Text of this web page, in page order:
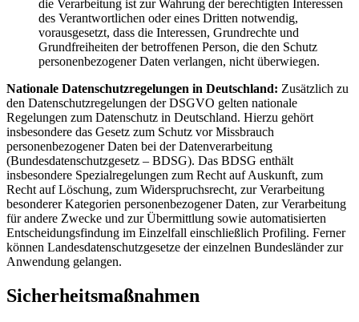
die Verarbeitung ist zur Wahrung der berechtigten Interessen
des Verantwortlichen oder eines Dritten notwendig,
vorausgesetzt, dass die Interessen, Grundrechte und
Grundfreiheiten der betroffenen Person, die den Schutz
personenbezogener Daten verlangen, nicht überwiegen.
Nationale Datenschutzregelungen in Deutschland: Zusätzlich zu
den Datenschutzregelungen der DSGVO gelten nationale
Regelungen zum Datenschutz in Deutschland. Hierzu gehört
insbesondere das Gesetz zum Schutz vor Missbrauch
personenbezogener Daten bei der Datenverarbeitung
(Bundesdatenschutzgesetz – BDSG). Das BDSG enthält
insbesondere Spezialregelungen zum Recht auf Auskunft, zum
Recht auf Löschung, zum Widerspruchsrecht, zur Verarbeitung
besonderer Kategorien personenbezogener Daten, zur Verarbeitung
für andere Zwecke und zur Übermittlung sowie automatisierten
Entscheidungsfindung im Einzelfall einschließlich Profiling. Ferner
können Landesdatenschutzgesetze der einzelnen Bundesländer zur
Anwendung gelangen.
Sicherheitsmaßnahmen